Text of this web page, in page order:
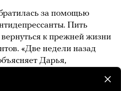
за помощью
Пить
к прежней жизни
«Две недели назад
Дарья,
— Меня запугали,
год, поддалась